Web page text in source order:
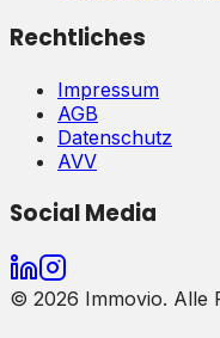
Rechtliches
Impressum
AGB
Datenschutz
AVV
Social Media
© 2026 Immovio. Alle